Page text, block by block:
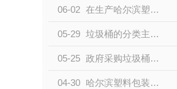
06-02 在生产哈尔滨塑料桶的时候会用到的添加剂有哪些？
05-29 垃圾桶的分类主要有哪几种？以下四种分享给大家！
05-25 政府采购垃圾桶青睐塑料垃圾桶的原因有哪些？
04-30 哈尔滨塑料包装桶的使用特点